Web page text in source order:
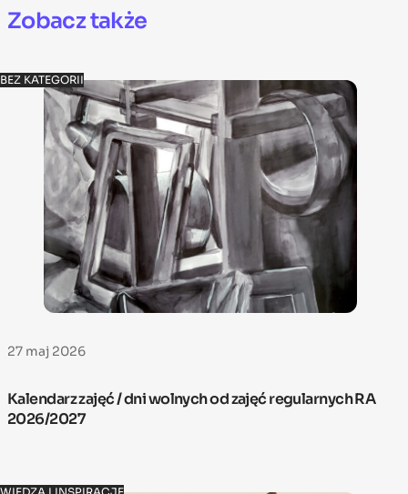
Zobacz także
BEZ KATEGORII
27 maj 2026
Kalendarz zajęć / dni wolnych od zajęć regularnych RA
2026/2027